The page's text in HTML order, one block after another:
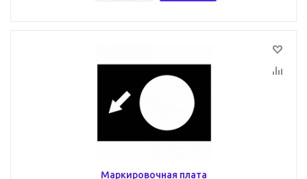
Маркировочная плата